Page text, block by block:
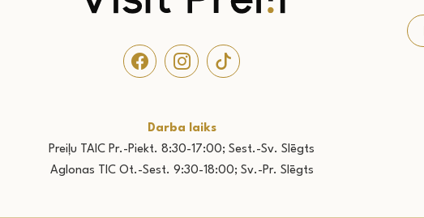
Darba laiks
Preiļu TAIC Pr.-Piekt. 8:30-17:00; Sest.-Sv. Slēgts
Aglonas TIC Ot.-Sest. 9:30-18:00; Sv.-Pr. Slēgts